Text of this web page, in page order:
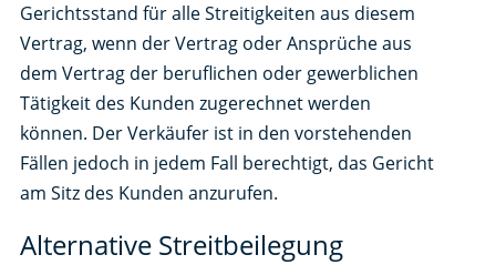
Gerichtsstand für alle Streitigkeiten aus diesem
Vertrag, wenn der Vertrag oder Ansprüche aus
dem Vertrag der beruflichen oder gewerblichen
Tätigkeit des Kunden zugerechnet werden
können. Der Verkäufer ist in den vorstehenden
Fällen jedoch in jedem Fall berechtigt, das Gericht
am Sitz des Kunden anzurufen.
Alternative Streitbeilegung